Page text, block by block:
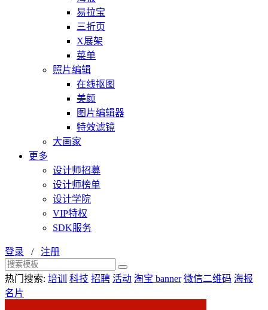
易拉宝
三折页
X展架
菜单
照片编辑
在线抠图
美颜
图片编辑器
特效滤镜
大画家
更多
设计师招募
设计师榜单
设计学院
VIP特权
SDK服务
登录 / 注册
热门搜索: 培训 科技 招聘 活动 淘宝 banner 微信二维码 海报
名片